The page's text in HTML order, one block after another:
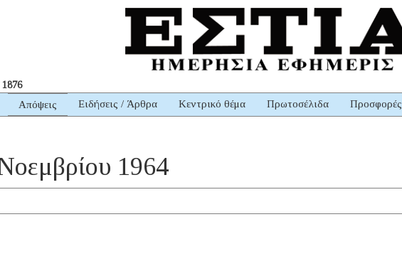
Απόψεις Ειδήσεις / Άρθρα Κεντρικό θέμα Πρωτοσέλιδα Προσφορές
1964